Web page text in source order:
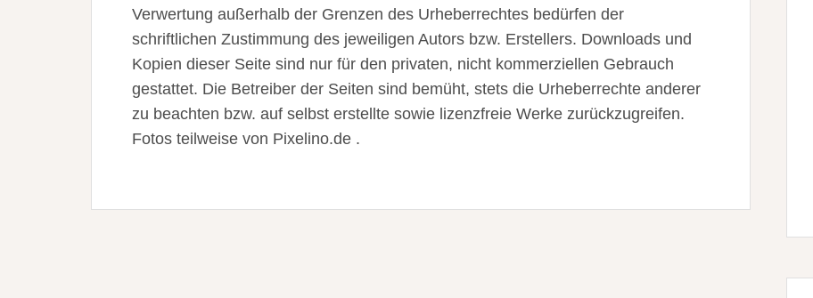
Verwertung außerhalb der Grenzen des Urheberrechtes bedürfen der
schriftlichen Zustimmung des jeweiligen Autors bzw. Erstellers. Downloads und
Kopien dieser Seite sind nur für den privaten, nicht kommerziellen Gebrauch
gestattet. Die Betreiber der Seiten sind bemüht, stets die Urheberrechte anderer
zu beachten bzw. auf selbst erstellte sowie lizenzfreie Werke zurückzugreifen.
Fotos teilweise von Pixelino.de .